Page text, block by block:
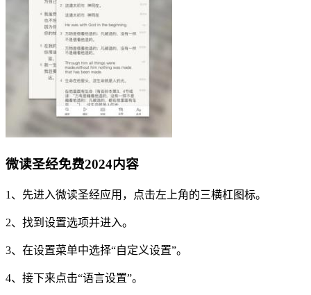
微读圣经免费2024内容
1、先进入微读圣经应用，点击左上角的三横杠图标。
2、找到设置选项并进入。
3、在设置菜单中选择“自定义设置”。
4、接下来点击“语言设置”。